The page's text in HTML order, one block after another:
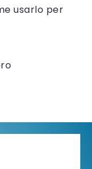
usarlo per